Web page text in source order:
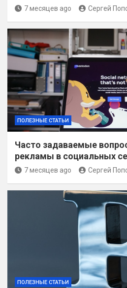
7 месяцев ago Сергей
ПОЛЕЗНЫЕ СТАТЬИ
Часто задаваемые
рекламы в социальных
7 месяцев ago Сергей
ПОЛЕЗНЫЕ СТАТЬИ